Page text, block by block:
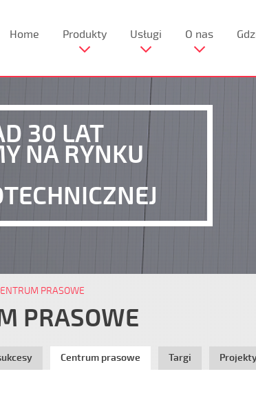
Home Produkty Usługi O nas
30 LAT
NA RYNKU
PRASOWE
PRASOWE
Centrum prasowe Targi